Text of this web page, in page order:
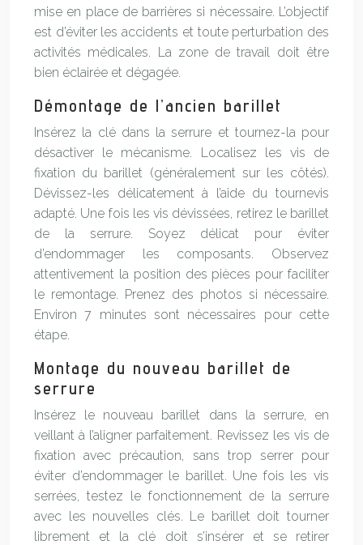
mise en place de barrières si nécessaire. L’objectif
est d’éviter les accidents et toute perturbation des
activités médicales. La zone de travail doit être
bien éclairée et dégagée.
Démontage de l’ancien barillet
Insérez la clé dans la serrure et tournez-la pour
désactiver le mécanisme. Localisez les vis de
fixation du barillet (généralement sur les côtés).
Dévissez-les délicatement à l’aide du tournevis
adapté. Une fois les vis dévissées, retirez le barillet
de la serrure. Soyez délicat pour éviter
d’endommager les composants. Observez
attentivement la position des pièces pour faciliter
le remontage. Prenez des photos si nécessaire.
Environ 7 minutes sont nécessaires pour cette
étape.
Montage du nouveau barillet de
serrure
Insérez le nouveau barillet dans la serrure, en
veillant à l’aligner parfaitement. Revissez les vis de
fixation avec précaution, sans trop serrer pour
éviter d’endommager le barillet. Une fois les vis
serrées, testez le fonctionnement de la serrure
avec les nouvelles clés. Le barillet doit tourner
librement et la clé doit s’insérer et se retirer